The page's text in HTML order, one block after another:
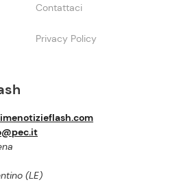
(LE)
Contattaci
Privacy Policy